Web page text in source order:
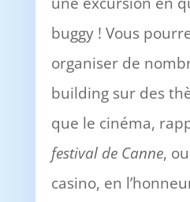
buggy ! Vous
organiser de
building sur des
que le cinéma,
festival de Canne,
casino, en